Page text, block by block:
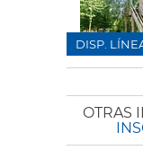
DISP.
OTRAS